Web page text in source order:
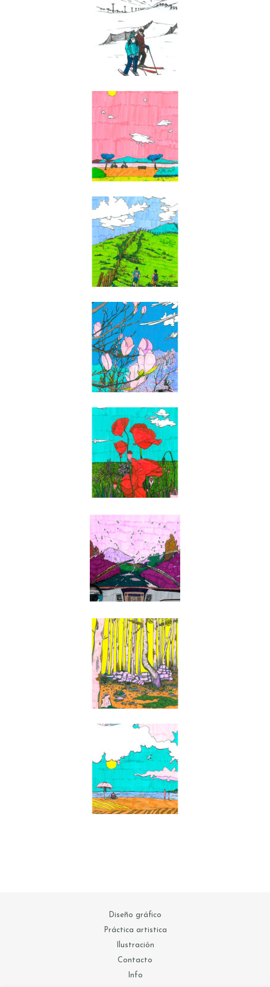
Diseño gráfico
Práctica artistica
Ilustración
Contacto
Info